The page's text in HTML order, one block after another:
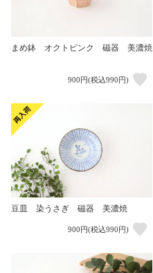
まめ鉢 オクトピンク 磁器 美濃焼
900円(税込990円)
豆皿 染うさぎ 磁器 美濃焼
900円(税込990円)